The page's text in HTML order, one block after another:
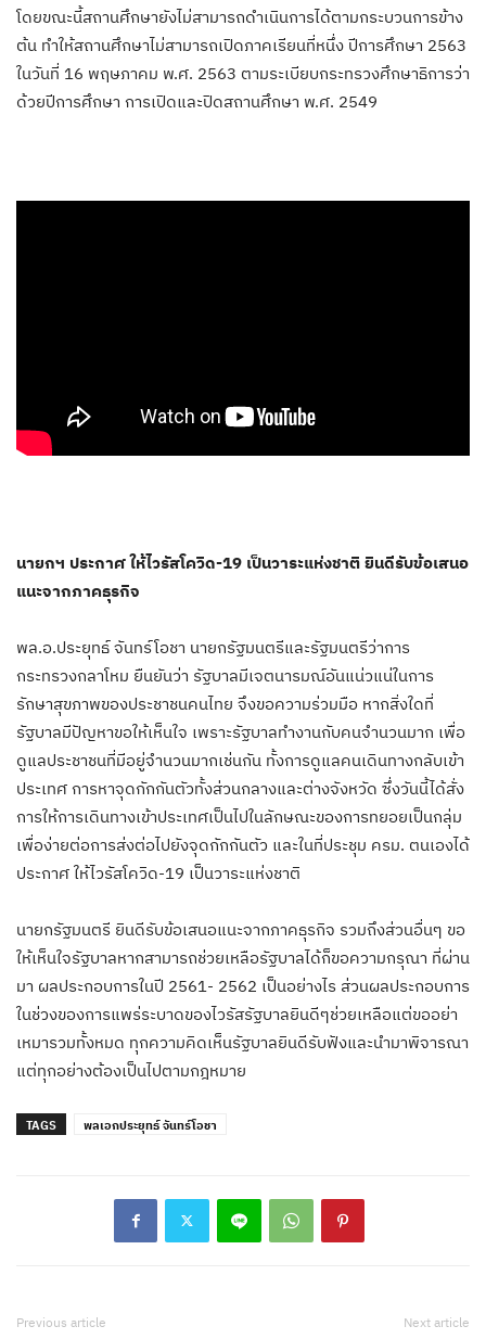
โดยขณะนี้สถานศึกษายังไม่สามารถดำเนินการได้ตามกระบวนการข้าง
ต้น ทำให้สถานศึกษาไม่สามารถเปิดภาคเรียนที่หนึ่ง ปีการศึกษา 2563
ในวันที่ 16 พฤษภาคม พ.ศ. 2563 ตามระเบียบกระทรวงศึกษาธิการว่า
ด้วยปีการศึกษา การเปิดและปิดสถานศึกษา พ.ศ. 2549
นายกฯ ประกาศ ให้ไวรัสโควิด-19 เป็นวาระแห่งชาติ ยินดีรับข้อเสนอ
แนะจากภาคธุรกิจ
พล.อ.ประยุทธ์ จันทร์โอชา นายกรัฐมนตรีและรัฐมนตรีว่าการ
กระทรวงกลาโหม ยืนยันว่า รัฐบาลมีเจตนารมณ์อันแน่วแน่ในการ
รักษาสุขภาพของประชาชนคนไทย จึงขอความร่วมมือ หากสิ่งใดที่
รัฐบาลมีปัญหาขอให้เห็นใจ เพราะรัฐบาลทำงานกับคนจำนวนมาก เพื่อ
ดูแลประชาชนที่มีอยู่จำนวนมากเช่นกัน ทั้งการดูแลคนเดินทางกลับเข้า
ประเทศ การหาจุดกักกันตัวทั้งส่วนกลางและต่างจังหวัด ซึ่งวันนี้ได้สั่ง
การให้การเดินทางเข้าประเทศเป็นไปในลักษณะของการทยอยเป็นกลุ่ม
เพื่อง่ายต่อการส่งต่อไปยังจุดกักกันตัว และในที่ประชุม ครม. ตนเองได้
ประกาศ ให้ไวรัสโควิด-19 เป็นวาระแห่งชาติ
นายกรัฐมนตรี ยินดีรับข้อเสนอแนะจากภาคธุรกิจ รวมถึงส่วนอื่นๆ ขอ
ให้เห็นใจรัฐบาลหากสามารถช่วยเหลือรัฐบาลได้ก็ขอความกรุณา ที่ผ่าน
มา ผลประกอบการในปี 2561- 2562 เป็นอย่างไร ส่วนผลประกอบการ
ในช่วงของการแพร่ระบาดของไวรัสรัฐบาลยินดีๆช่วยเหลือแต่ขออย่า
เหมารวมทั้งหมด ทุกความคิดเห็นรัฐบาลยินดีรับฟังและนำมาพิจารณา
แต่ทุกอย่างต้องเป็นไปตามกฎหมาย
TAGS พลเอกประยุทธ์ จันทร์โอชา
Previous article Next article